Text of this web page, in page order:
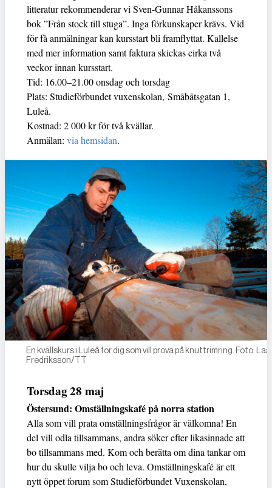
litteratur rekommenderar vi Sven-Gunnar Håkanssons
bok ”Från stock till stuga”. Inga förkunskaper krävs. Vid
för få anmälningar kan kursstart bli framflyttat. Kallelse
med mer information samt faktura skickas cirka två
veckor innan kursstart.
Tid: 16.00–21.00 onsdag och torsdag
Plats: Studieförbundet vuxenskolan, Småbåtsgatan 1,
Luleå.
Kostnad: 2 000 kr för två kvällar.
Anmälan: via hemsidan.
En kvällskurs i Luleå för dig som vill prova på knuttrimring. Foto:
Fredriksson/TT
Torsdag 28 maj
Östersund: Omställningskafé på norra station
Alla som vill prata omställningsfrågor är välkomna! En
del vill odla tillsammans, andra söker efter likasinnade att
bo tillsammans med. Kom och berätta om dina tankar om
hur du skulle vilja bo och leva. Omställningskafé är ett
nytt öppet forum som Studieförbundet Vuxenskolan,